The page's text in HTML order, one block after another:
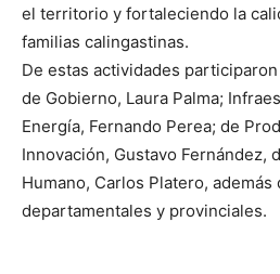
el territorio y fortaleciendo la
familias calingastinas.
De estas actividades
de Gobierno, Laura Palma;
Energía, Fernando Perea; de
Innovación, Gustavo Fernández,
Humano, Carlos Platero,
departamentales y provinciales.